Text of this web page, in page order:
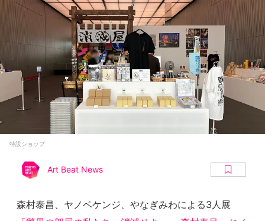
特設ショップ
Art Beat News
森村泰昌、ヤノベケンジ、やなぎみわによる3人展